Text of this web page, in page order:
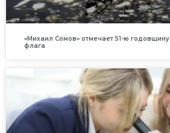
«Михаил Сомов» отмечает 51-ю
флага